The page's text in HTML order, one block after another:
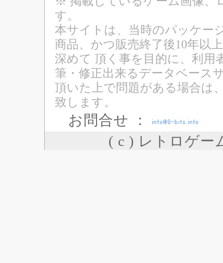
す。
本サイトは、当時のパッケー
商品、かつ販売終了後10年以
深めて 頂く事を目的に、利用
筆・修正出来るデータベース
頂いた上で問題がある場合は
致します。
お問合せ ：
( c ) レトロゲー